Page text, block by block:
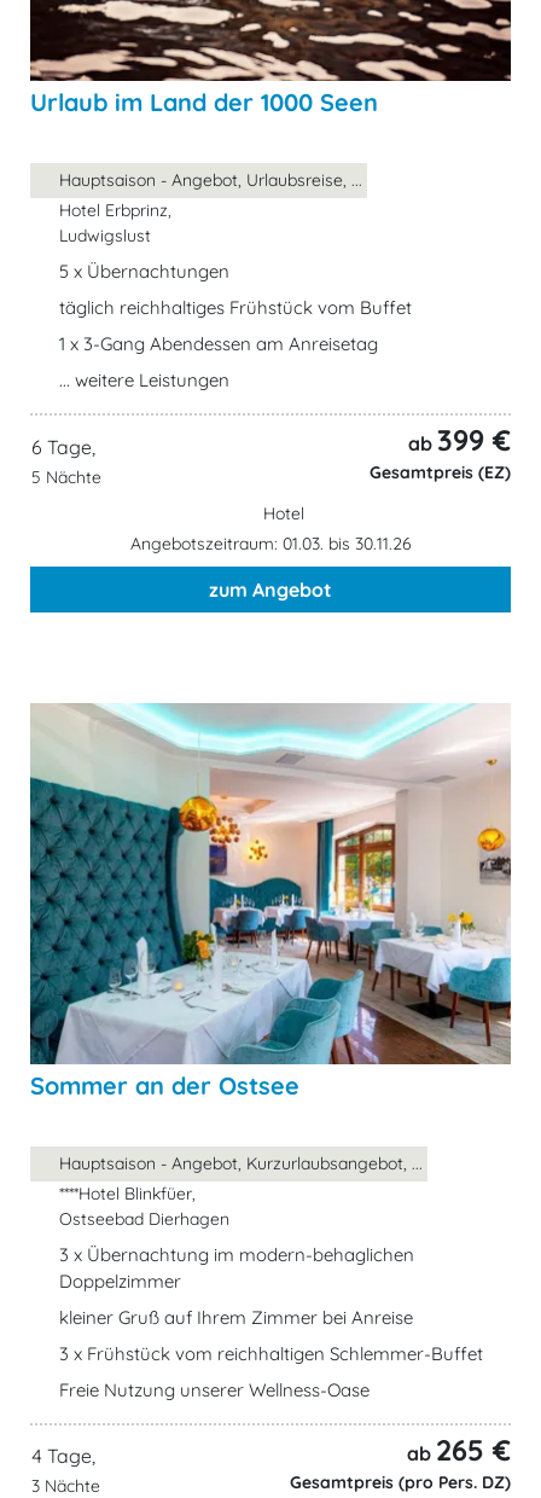
Urlaub im Land der 1000 Seen
Hauptsaison - Angebot, Urlaubsreise, ...
Hotel Erbprinz,
Ludwigslust
5 x Übernachtungen
täglich reichhaltiges Frühstück vom Buffet
1 x 3-Gang Abendessen am Anreisetag
... weitere Leistungen
6 Tage,
5 Nächte
ab 399 €
Gesamtpreis (EZ)
Hotel
Angebotszeitraum: 01.03. bis 30.11.26
zum Angebot
Sommer an der Ostsee
Hauptsaison - Angebot, Kurzurlaubsangebot, ...
****Hotel Blinkfüer,
Ostseebad Dierhagen
3 x Übernachtung im modern-behaglichen
Doppelzimmer
kleiner Gruß auf Ihrem Zimmer bei Anreise
3 x Frühstück vom reichhaltigen Schlemmer-Buffet
Freie Nutzung unserer Wellness-Oase
4 Tage,
3 Nächte
ab 265 €
Gesamtpreis (pro Pers. DZ)